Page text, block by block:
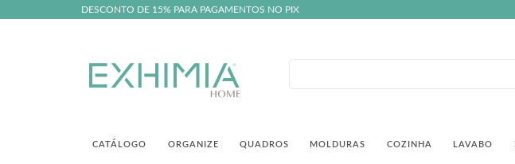
DESCONTO DE 15% PARA PAGAMENTOS NO PIX
CATÁLOGO ORGANIZE QUADROS MOLDURAS COZINHA LAVABO